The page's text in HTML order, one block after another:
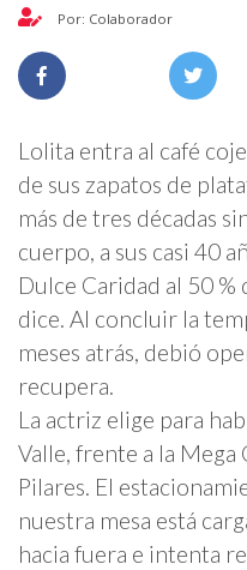
Por: Colaborador
Lolita entra al café
de sus zapatos de
más de tres décadas
cuerpo, a sus casi 40
Dulce Caridad al 50 %
dice. Al concluir la
meses atrás, debió
recupera.
La actriz elige para
Valle, frente a la
Pilares. El
nuestra mesa está
hacia fuera e intenta